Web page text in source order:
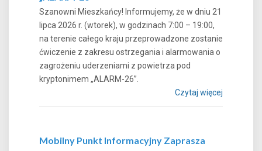
Szanowni Mieszkańcy! Informujemy, że w dniu 21
lipca 2026 r. (wtorek), w godzinach 7:00 – 19:00,
na terenie całego kraju przeprowadzone zostanie
ćwiczenie z zakresu ostrzegania i alarmowania o
zagrożeniu uderzeniami z powietrza pod
kryptonimem „ALARM-26”.
Czytaj więcej
Mobilny Punkt Informacyjny Zaprasza